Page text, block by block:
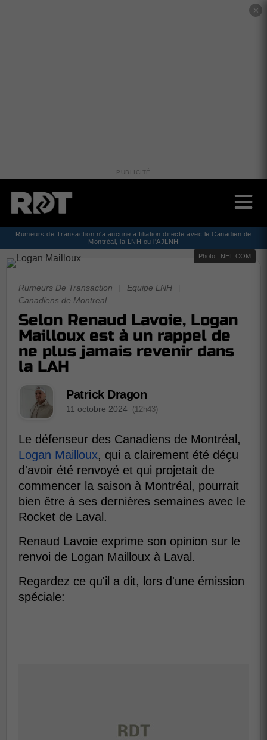
✕
PUBLICITÉ
Rumeurs de Transaction n'a aucune affiliation directe avec le Canadien de
Montréal, la LNH ou l'AJLNH
Photo : NHL.COM
Rumeurs De Transaction Equipe LNH
Canadiens de Montreal
Selon Renaud Lavoie, Logan
Mailloux est à un rappel de
ne plus jamais revenir dans
la LAH
Patrick Dragon
11 octobre 2024 (12h43)
Le défenseur des Canadiens de Montréal,
Logan Mailloux, qui a clairement été déçu
d'avoir été renvoyé et qui projetait de
commencer la saison à Montréal, pourrait
bien être à ses dernières semaines avec le
Rocket de Laval.
Renaud Lavoie exprime son opinion sur le
renvoi de Logan Mailloux à Laval.
Regardez ce qu'il a dit, lors d'une émission
spéciale: